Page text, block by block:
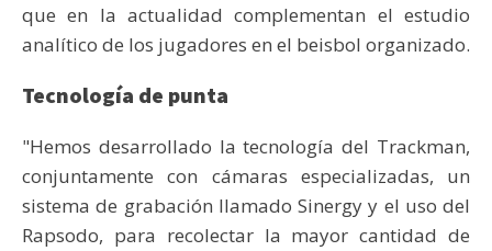
que en la actualidad complementan el estudio
analítico de los jugadores en el beisbol organizado.
Tecnología de punta
"Hemos desarrollado la tecnología del Trackman,
conjuntamente con cámaras especializadas, un
sistema de grabación llamado Sinergy y el uso del
Rapsodo, para recolectar la mayor cantidad de